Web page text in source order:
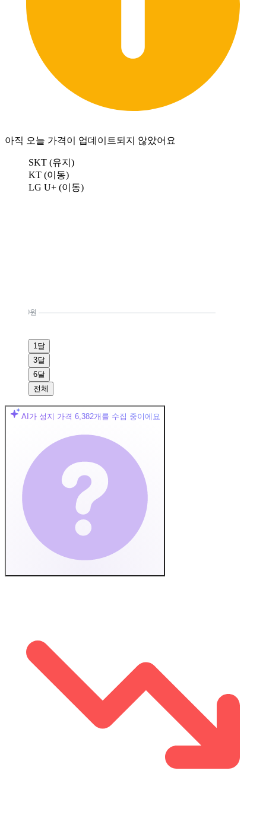
아직 오늘 가격이 업데이트되지 않았어요
SKT (유지)
KT (이동)
LG U+ (이동)
0원
1달
3달
6달
전체
AI가 성지 가격 6,382개를 수집 중이에요